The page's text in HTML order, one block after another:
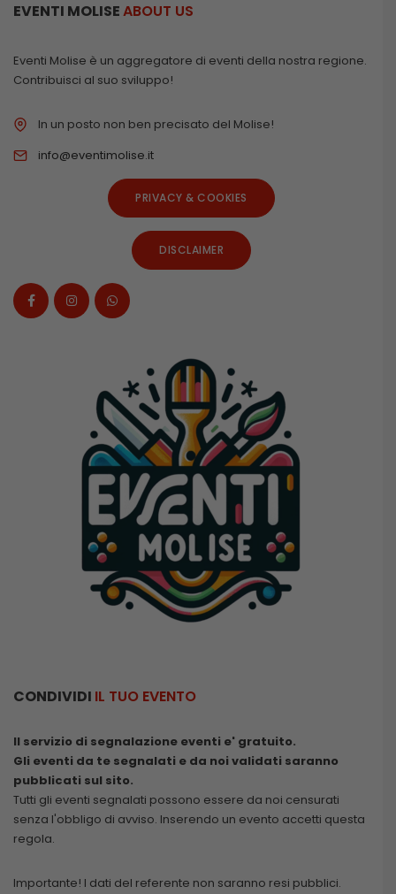
EVENTI MOLISEABOUT US
Eventi Molise è un aggregatore di eventi della nostra regione.
Contribuisci al suo sviluppo!
In un posto non ben precisato del Molise!
info@eventimolise.it
PRIVACY & COOKIES
DISCLAIMER
CONDIVIDI IL TUO EVENTO
Il servizio di segnalazione eventi e' gratuito.
Gli eventi da te segnalati e da noi validati saranno
pubblicati sul sito.
Tutti gli eventi segnalati possono essere da noi censurati
senza l'obbligo di avviso. Inserendo un evento accetti questa
regola.
Importante! I dati del referente non saranno resi pubblici.